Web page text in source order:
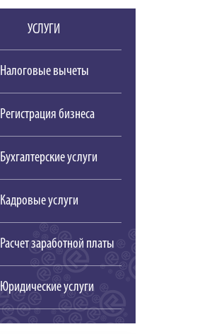
УСЛУГИ
Налоговые вычеты
Регистрация бизнеса
Бухгалтерские услуги
Кадровые услуги
Расчет заработной платы
Юридические услуги